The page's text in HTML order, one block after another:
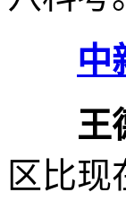
中
王
区比现